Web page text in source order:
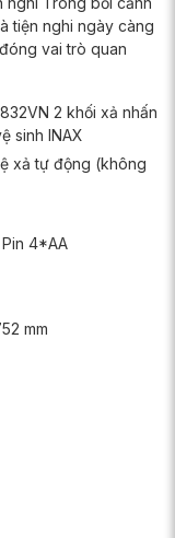
tiện nghi ngày càng
vai trò quan
2 khối xả nhấn
sinh INAX
xả tự động (không
4*AA
mm